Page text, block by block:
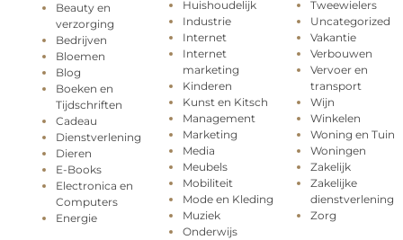
Beauty en
verzorging
Bedrijven
Bloemen
Blog
Boeken en
Tijdschriften
Cadeau
Dienstverlening
Dieren
E-Books
Electronica en
Computers
Energie
Huishoudelijk
Industrie
Internet
Internet
marketing
Kinderen
Kunst en Kitsch
Management
Marketing
Media
Meubels
Mobiliteit
Mode en Kleding
Muziek
Onderwijs
Tweewielers
Uncategorized
Vakantie
Verbouwen
Vervoer en
transport
Wijn
Winkelen
Woning en Tuin
Woningen
Zakelijk
Zakelijke
dienstverlening
Zorg